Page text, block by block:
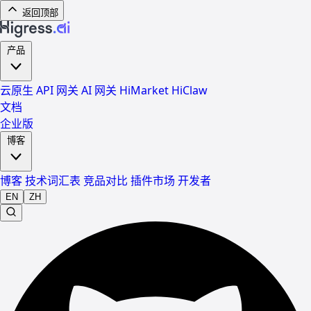
返回顶部
云原生 API 网关 AI 网关 HiMarket HiClaw
文档
企业版
博客技术词汇表 竞品对比 插件市场 开发者
EN ZH